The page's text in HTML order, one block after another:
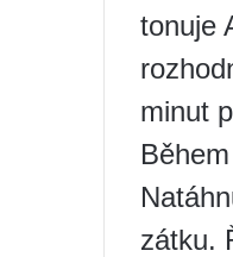
tonuje
minut
zátku.